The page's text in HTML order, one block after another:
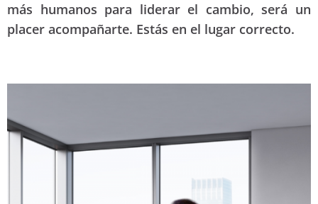
más humanos para liderar el cambio, será un
placer acompañarte. Estás en el lugar correcto.